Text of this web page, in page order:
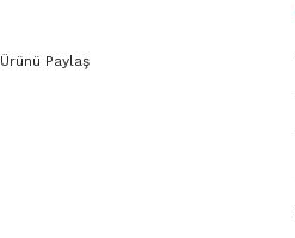
Ürünü Paylaş